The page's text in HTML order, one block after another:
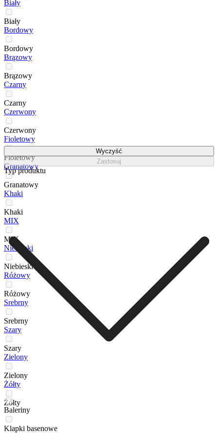
Biały
Biały
Bordowy
Bordowy
Brązowy
Brązowy
Czarny
Czarny
Czerwony
Czerwony
Fioletowy
Fioletowy
Granatowy
Granatowy
Khaki
Khaki
MIX
MIX
Niebieski
Niebieski
Różowy
Różowy
Srebrny
Srebrny
Szary
Szary
Zielony
Zielony
Żółty
Żółty
Wyczyść
Zastosuj
Typ produktu
Baleriny
Klapki basenowe